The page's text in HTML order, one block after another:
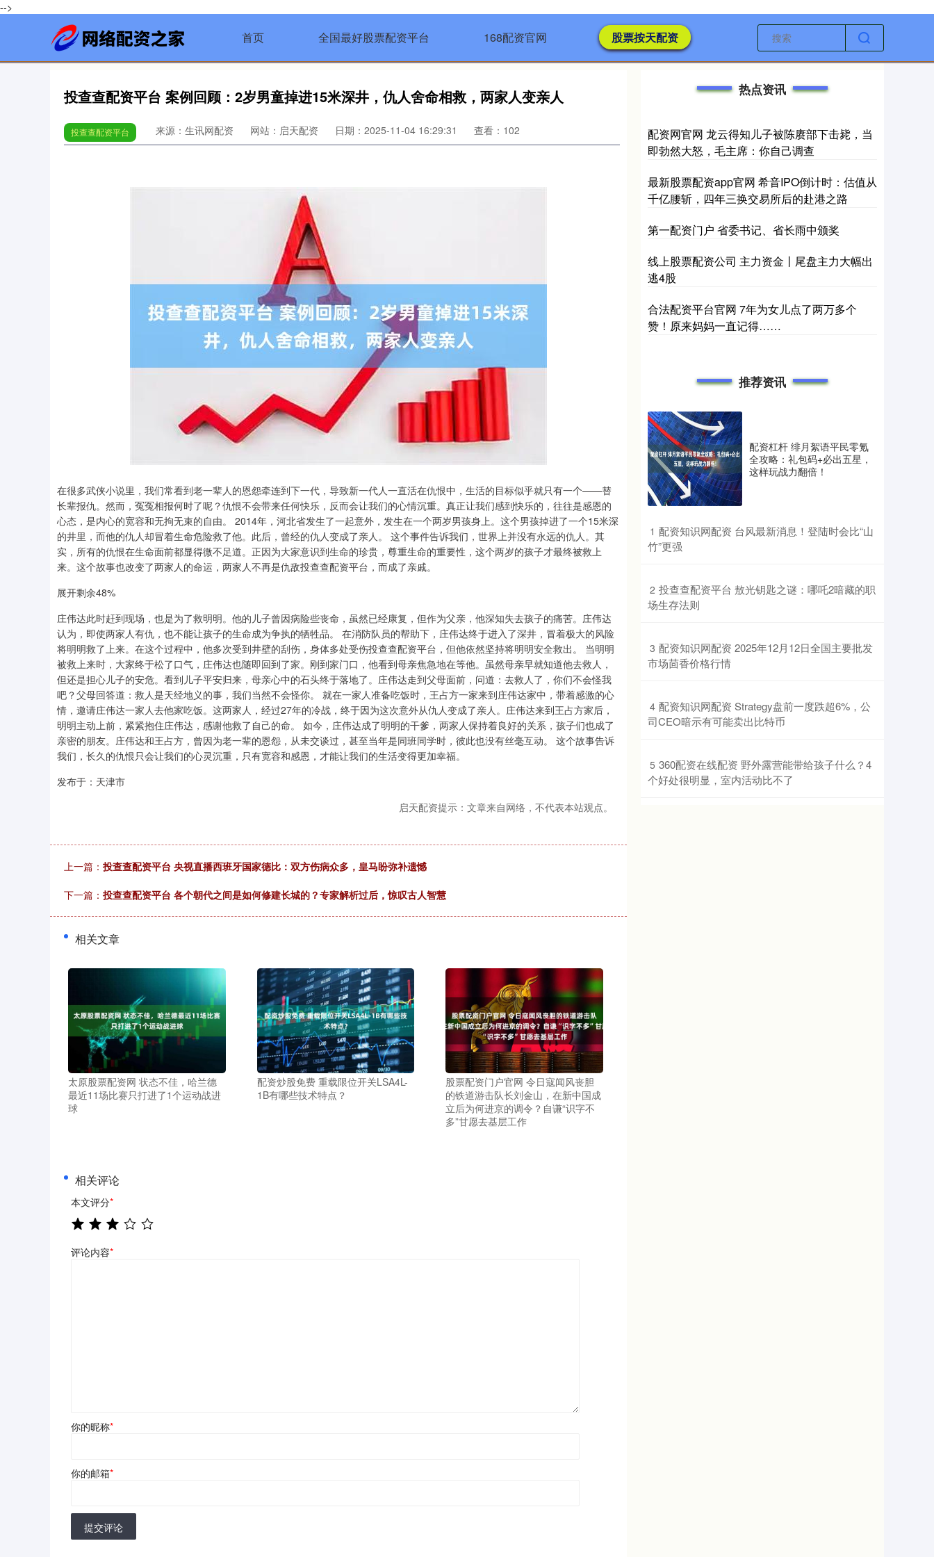
-->
首页 全国最好股票配资平台 168配资官网 股票按天配资
投查查配资平台 案例回顾：2岁男童掉进15米深井，仇人舍命相救，两家人变亲人
投查查配资平台 来源：生讯网配资 网站：启天配资 日期：2025-11-04 16:29:31 查看：102
在很多武侠小说里，我们常看到老一辈人的恩怨牵连到下一代，导致新一代人一直活在仇恨中，生活的目标似乎就只有一个——替
长辈报仇。然而，冤冤相报何时了呢？仇恨不会带来任何快乐，反而会让我们的心情沉重。真正让我们感到快乐的，往往是感恩的
心态，是内心的宽容和无拘无束的自由。 2014年，河北省发生了一起意外，发生在一个两岁男孩身上。这个男孩掉进了一个15米深
的井里，而他的仇人却冒着生命危险救了他。此后，曾经的仇人变成了亲人。 这个事件告诉我们，世界上并没有永远的仇人。其
实，所有的仇恨在生命面前都显得微不足道。正因为大家意识到生命的珍贵，尊重生命的重要性，这个两岁的孩子才最终被救上
来。这个故事也改变了两家人的命运，两家人不再是仇敌投查查配资平台，而成了亲戚。
展开剩余48%
庄伟达此时赶到现场，也是为了救明明。他的儿子曾因病险些丧命，虽然已经康复，但作为父亲，他深知失去孩子的痛苦。庄伟达
认为，即使两家人有仇，也不能让孩子的生命成为争执的牺牲品。 在消防队员的帮助下，庄伟达终于进入了深井，冒着极大的风险
将明明救了上来。在这个过程中，他多次受到井壁的刮伤，身体多处受伤投查查配资平台，但他依然坚持将明明安全救出。 当明明
被救上来时，大家终于松了口气，庄伟达也随即回到了家。刚到家门口，他看到母亲焦急地在等他。虽然母亲早就知道他去救人，
但还是担心儿子的安危。看到儿子平安归来，母亲心中的石头终于落地了。庄伟达走到父母面前，问道：去救人了，你们不会怪我
吧？父母回答道：救人是天经地义的事，我们当然不会怪你。 就在一家人准备吃饭时，王占方一家来到庄伟达家中，带着感激的心
情，邀请庄伟达一家人去他家吃饭。这两家人，经过27年的冷战，终于因为这次意外从仇人变成了亲人。庄伟达来到王占方家后，
明明主动上前，紧紧抱住庄伟达，感谢他救了自己的命。 如今，庄伟达成了明明的干爹，两家人保持着良好的关系，孩子们也成了
亲密的朋友。庄伟达和王占方，曾因为老一辈的恩怨，从未交谈过，甚至当年是同班同学时，彼此也没有丝毫互动。 这个故事告诉
我们，长久的仇恨只会让我们的心灵沉重，只有宽容和感恩，才能让我们的生活变得更加幸福。
发布于：天津市
启天配资提示：文章来自网络，不代表本站观点。
上一篇： 投查查配资平台 央视直播西班牙国家德比：双方伤病众多，皇马盼弥补遗憾
下一篇： 投查查配资平台 各个朝代之间是如何修建长城的？专家解析过后，惊叹古人智慧
相关文章
太原股票配资网 状态不佳，哈兰德
最近11场比赛只打进了1个运动战进
球
配资炒股免费 重载限位开关LSA4L-
1B有哪些技术特点？
股票配资门户官网 令日寇闻风丧胆
的铁道游击队长刘金山，在新中国成
立后为何进京的调令？自谦“识字不
多”甘愿去基层工作
相关评论
本文评分*
评论内容*
你的昵称*
你的邮箱*
提交评论
热点资讯
配资网官网 龙云得知儿子被陈赓部下击毙，当
即勃然大怒，毛主席：你自己调查
最新股票配资app官网 希音IPO倒计时：估值从
千亿腰斩，四年三换交易所后的赴港之路
第一配资门户 省委书记、省长雨中颁奖
线上股票配资公司 主力资金丨尾盘主力大幅出
逃4股
合法配资平台官网 7年为女儿点了两万多个
赞！原来妈妈一直记得……
推荐资讯
配资杠杆 绯月絮语平民零氪
全攻略：礼包码+必出五星，
这样玩战力翻倍！
1 ​配资知识网配资 台风最新消息！登陆时会比“山
竹”更强
2 ​投查查配资平台 敖光钥匙之谜：哪吒2暗藏的职
场生存法则
3 ​配资知识网配资 2025年12月12日全国主要批发
市场茴香价格行情
4 ​配资知识网配资 Strategy盘前一度跌超6%，公
司CEO暗示有可能卖出比特币
5 ​360配资在线配资 野外露营能带给孩子什么？4
个好处很明显，室内活动比不了